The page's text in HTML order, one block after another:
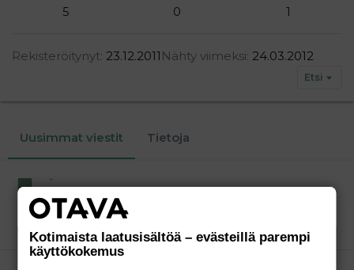
5 0 1
Rekisteröitynyt 23.12.2011 Nähty viimeksi 24.03.2012
Etsi
Uusimmat viestit Tietoja
-
-
Riiik
Viestiketju
vapaa
Kotimaista laatusisältöä – evästeillä parempi
käyttökokemus